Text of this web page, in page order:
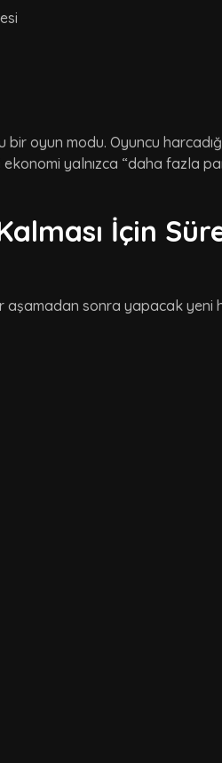
modu. Oyuncu harcadığı
yalnızca “daha fazla
İçin
sonra yapacak yeni